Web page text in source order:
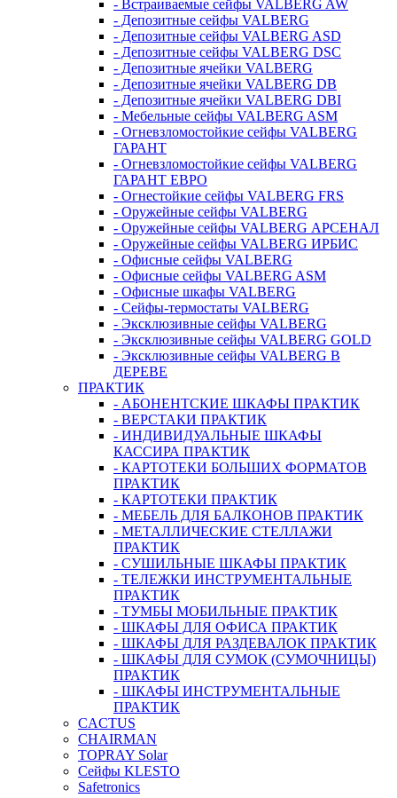
- Встраиваемые сейфы VALBERG AW
- Депозитные сейфы VALBERG
- Депозитные сейфы VALBERG ASD
- Депозитные сейфы VALBERG DSC
- Депозитные ячейки VALBERG
- Депозитные ячейки VALBERG DB
- Депозитные ячейки VALBERG DBI
- Мебельные сейфы VALBERG ASM
- Огневзломостойкие сейфы VALBERG
ГАРАНТ
- Огневзломостойкие сейфы VALBERG
ГАРАНТ ЕВРО
- Огнестойкие сейфы VALBERG FRS
- Оружейные сейфы VALBERG
- Оружейные сейфы VALBERG АРСЕНАЛ
- Оружейные сейфы VALBERG ИРБИС
- Офисные сейфы VALBERG
- Офисные сейфы VALBERG ASM
- Офисные шкафы VALBERG
- Сейфы-термостаты VALBERG
- Эксклюзивные сейфы VALBERG
- Эксклюзивные сейфы VALBERG GOLD
- Эксклюзивные сейфы VALBERG В
ДЕРЕВЕ
ПРАКТИК
- АБОНЕНТСКИЕ ШКАФЫ ПРАКТИК
- ВЕРСТАКИ ПРАКТИК
- ИНДИВИДУАЛЬНЫЕ ШКАФЫ
КАССИРА ПРАКТИК
- КАРТОТЕКИ БОЛЬШИХ ФОРМАТОВ
ПРАКТИК
- КАРТОТЕКИ ПРАКТИК
- МЕБЕЛЬ ДЛЯ БАЛКОНОВ ПРАКТИК
- МЕТАЛЛИЧЕСКИЕ СТЕЛЛАЖИ
ПРАКТИК
- СУШИЛЬНЫЕ ШКАФЫ ПРАКТИК
- ТЕЛЕЖКИ ИНСТРУМЕНТАЛЬНЫЕ
ПРАКТИК
- ТУМБЫ МОБИЛЬНЫЕ ПРАКТИК
- ШКАФЫ ДЛЯ ОФИСА ПРАКТИК
- ШКАФЫ ДЛЯ РАЗДЕВАЛОК ПРАКТИК
- ШКАФЫ ДЛЯ СУМОК (СУМОЧНИЦЫ)
ПРАКТИК
- ШКАФЫ ИНСТРУМЕНТАЛЬНЫЕ
ПРАКТИК
CACTUS
CHAIRMAN
TOPRAY Solar
Сейфы KLESTO
Safetronics